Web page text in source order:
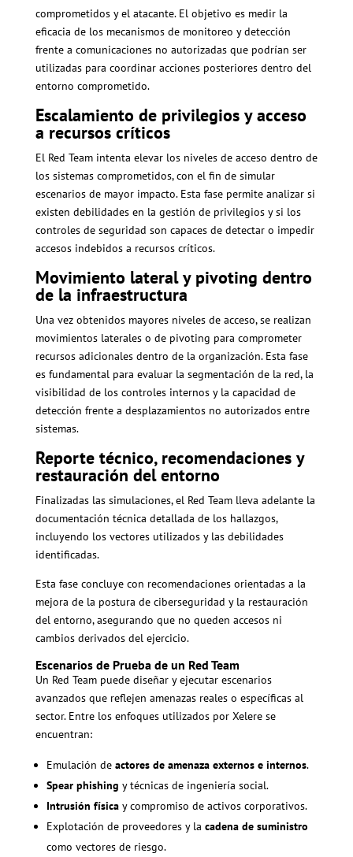
comprometidos y el atacante. El objetivo es medir la
eficacia de los mecanismos de monitoreo y detección
frente a comunicaciones no autorizadas que podrían ser
utilizadas para coordinar acciones posteriores dentro del
entorno comprometido.
Escalamiento de privilegios y acceso
a recursos críticos
El Red Team intenta elevar los niveles de acceso dentro de
los sistemas comprometidos, con el fin de simular
escenarios de mayor impacto. Esta fase permite analizar si
existen debilidades en la gestión de privilegios y si los
controles de seguridad son capaces de detectar o impedir
accesos indebidos a recursos críticos.
Movimiento lateral y pivoting dentro
de la infraestructura
Una vez obtenidos mayores niveles de acceso, se realizan
movimientos laterales o de pivoting para comprometer
recursos adicionales dentro de la organización. Esta fase
es fundamental para evaluar la segmentación de la red, la
visibilidad de los controles internos y la capacidad de
detección frente a desplazamientos no autorizados entre
sistemas.
Reporte técnico, recomendaciones y
restauración del entorno
Finalizadas las simulaciones, el Red Team lleva adelante la
documentación técnica detallada de los hallazgos,
incluyendo los vectores utilizados y las debilidades
identificadas.
Esta fase concluye con recomendaciones orientadas a la
mejora de la postura de ciberseguridad y la restauración
del entorno, asegurando que no queden accesos ni
cambios derivados del ejercicio.
Escenarios de Prueba de un Red Team
Un Red Team puede diseñar y ejecutar escenarios
avanzados que reflejen amenazas reales o específicas al
sector. Entre los enfoques utilizados por Xelere se
encuentran:
Emulación de actores de amenaza externos e internos.
Spear phishing y técnicas de ingeniería social.
Intrusión físicay compromiso de activos corporativos.
Explotación de proveedores y la cadena de suministro
como vectores de riesgo.